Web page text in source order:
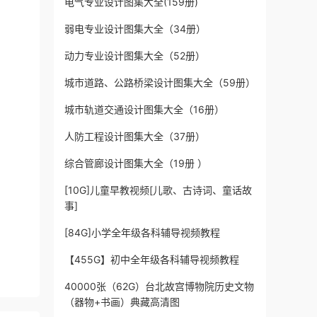
弱电专业设计图集大全（34册）
动力专业设计图集大全（52册）
城市道路、公路桥梁设计图集大全（59册）
城市轨道交通设计图集大全（16册）
人防工程设计图集大全（37册）
综合管廊设计图集大全（19册 ）
[10G]儿童早教视频[儿歌、古诗词、童话故
事]
[84G]小学全年级各科辅导视频教程
【455G】初中全年级各科辅导视频教程
40000张（62G）台北故宫博物院历史文物
（器物+书画）典藏高清图